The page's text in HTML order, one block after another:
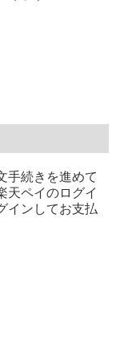
手続きを進めて
天ペイのログイ
インしてお支払